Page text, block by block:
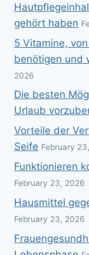
gehört haben
5 Vitamine,
benötigen und
2026
Die besten
Urlaub
Vorteile der
Seife February
Funktionieren
February 23, 2026
Hausmittel
February 23, 2026